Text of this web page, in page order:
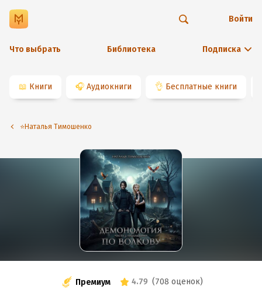
Что выбрать Библиотека Подписка
Войти
📖 Книги 🎧 Аудиокниги 👌 Бесплатные книги
⭐️Наталья Тимошенко
Премиум 4.79 (708 оценок)